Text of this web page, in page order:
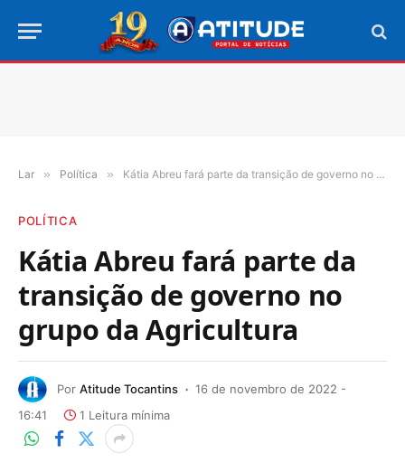
Lar » Política » Kátia Abreu fará parte da transição de governo no grupo da Agricultura
POLÍTICA
Kátia Abreu fará parte da
transição de governo no
grupo da Agricultura
Por Atitude Tocantins
16 de novembro de 2022 -
16:41
1 Leitura mínima